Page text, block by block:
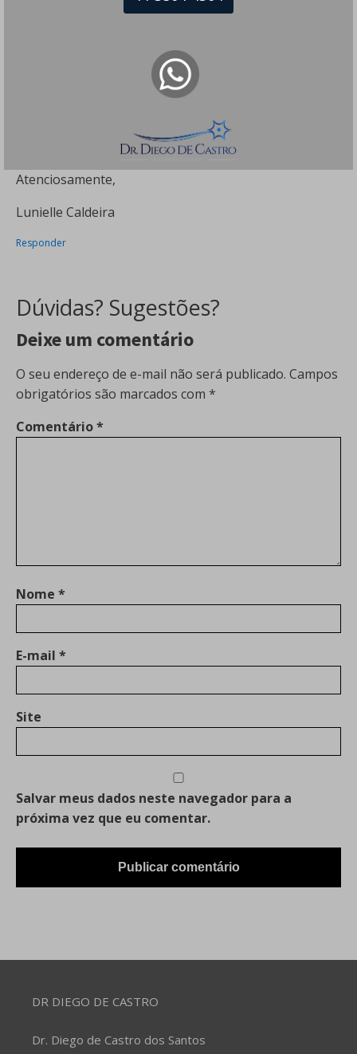
interservicos da SBNI, devido ao temo do caso
comecei gostar bastante da área de distúrbio de
Sou capixaba, pretendo fazer um fellow antes de
voltar pra Vitória Tem alguma dica ou sugestão?
Atenciosamente,
Lunielle Caldeira
Responder
Dúvidas? Sugestões?
Deixe um comentário
O seu endereço de e-mail não será publicado. Campos
obrigatórios são marcados com *
Comentário*
Nome *
E-mail *
Site
Salvar meus dados neste navegador para a
próxima vez que eu comentar.
DR DIEGO DE CASTRO
Dr. Diego de Castro dos Santos